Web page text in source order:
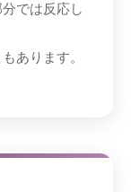
では反応し
あります。